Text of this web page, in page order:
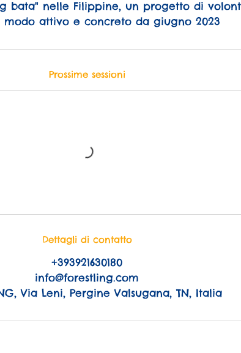
bata" nelle Filippine, un progetto di
modo attivo e concreto da giugno 2023
Prossime sessioni
Dettagli di contatto
+393921630180
info@forestling.com
Via Leni, Pergine Valsugana, TN, Italia